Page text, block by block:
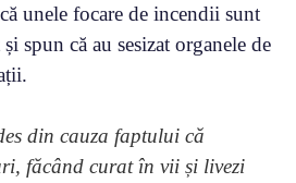
unele focare de incendii sunt
spun că au sesizat organele de
din cauza faptului că
făcând curat în vii și livezi